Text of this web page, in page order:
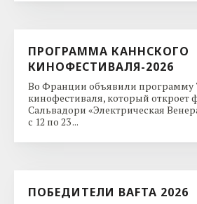
ПРОГРАММА КАННСКОГО
КИНОФЕСТИВАЛЯ-2026
Во Франции объявили программу
кинофестиваля, который откроет
Сальвадори «Электрическая
с 12 по 23 ...
ПОБЕДИТЕЛИ BAFTA 2026